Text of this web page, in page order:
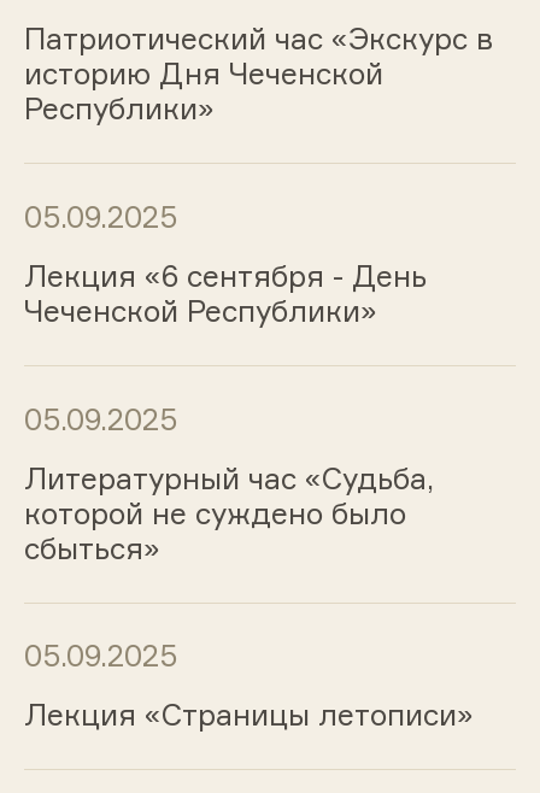
Патриотический час «Экскурс в
историю Дня Чеченской
Республики»
05.09.2025
Лекция «6 сентября - День
Чеченской Республики»
05.09.2025
Литературный час «Судьба,
которой не суждено было
сбыться»
05.09.2025
Лекция «Страницы летописи»